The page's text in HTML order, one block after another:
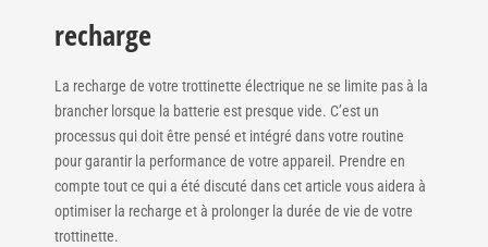
recharge
La recharge de votre trottinette électrique ne se limite pas à la
brancher lorsque la batterie est presque vide. C’est un
processus qui doit être pensé et intégré dans votre routine
pour garantir la performance de votre appareil. Prendre en
compte tout ce qui a été discuté dans cet article vous aidera à
optimiser la recharge et à prolonger la durée de vie de votre
trottinette.